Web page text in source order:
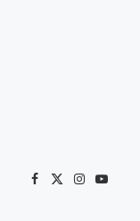
Facebook
X
Instagram